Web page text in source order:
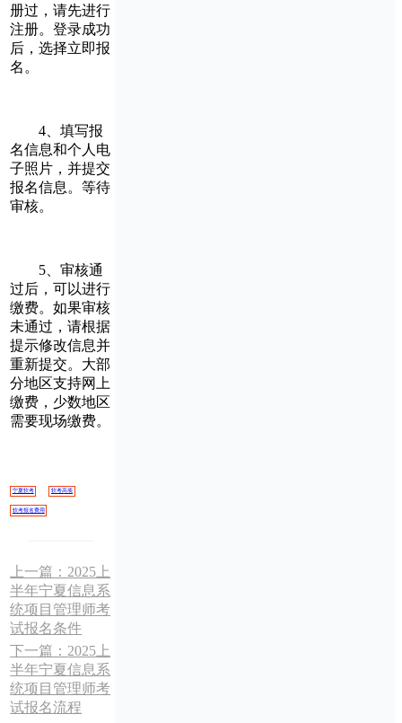
册过，请先进行
注册。登录成功
后，选择立即报
名。
4、填写报
名信息和个人电
子照片，并提交
报名信息。等待
审核。
5、审核通
过后，可以进行
缴费。如果审核
未通过，请根据
提示修改信息并
重新提交。大部
分地区支持网上
缴费，少数地区
需要现场缴费。
宁夏软考 软考高项
软考报名费用
上一篇： 2025上
半年宁夏信息系
统项目管理师考
试报名条件
下一篇： 2025上
半年宁夏信息系
统项目管理师考
试报名流程